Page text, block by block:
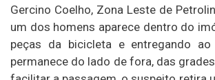
Gercino Coelho, Zona Leste de
um dos homens aparece dentro do
peças da bicicleta e entregando ao
permanece do lado de fora, das